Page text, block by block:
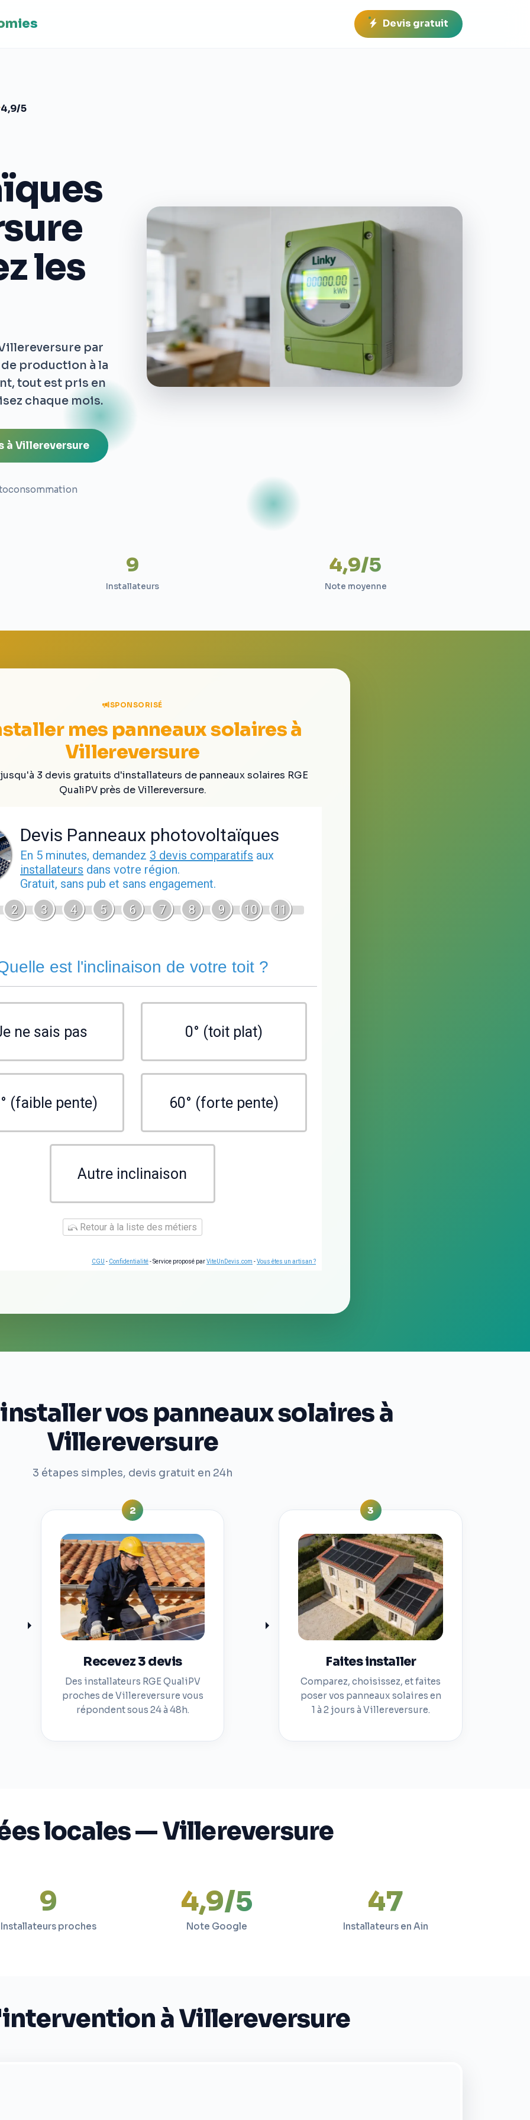
Devis gratuit
4,9/5
les
par
de production à la
tout est pris en
chaque mois.
à Villereversure
9
Installateurs
4,9/5
Note moyenne
SPONSORISÉ
mes panneaux solaires à
Villereversure
3 devis gratuits d'installateurs de panneaux solaires RGE
QualiPV près de Villereversure.
Devis Panneaux photovoltaïques
En 5 minutes, demandez 3 devis comparatifs aux
installateurs dans votre région.
Gratuit, sans pub et sans engagement.
2
3 4 5 6 7 8 9 10 11
est l'inclinaison de votre toit ?
ne sais pas 0° (toit plat)
(faible pente) 60° (forte pente)
Autre inclinaison
Retour à la liste des métiers
CGU - Confidentialité- Service proposé parViteUnDevis.com -Vous êtes un artisan ?
vos panneaux solaires à
Villereversure
3 étapes simples, devis gratuit en 24h
2
Recevez 3 devis
Des installateurs RGE QualiPV
proches de Villereversure vous
répondent sous 24 à 48h.
3
Faites installer
Comparez, choisissez, et faites
poser vos panneaux solaires en
1 à 2 jours à Villereversure.
locales — Villereversure
9
Installateurs proches
4,9/5
Note Google
47
Installateurs en Ain
à Villereversure